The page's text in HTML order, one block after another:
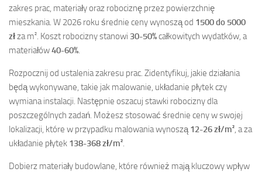
zakres prac, materiały oraz robociznę przez powierzchnię
mieszkania. W 2026 roku średnie ceny wynoszą od 1500 do 5000
złza m². Koszt robocizny stanowi 30-50%całkowitych wydatków, a
materiałów40-60%
Rozpocznij od ustalenia zakresu prac. Zidentyfikuj, jakie działania
będą wykonywane, takie jak malowanie, układanie płytek czy
wymiana instalacji. Następnie oszacuj stawki robocizny dla
poszczególnych zadań. Możesz stosować średnie ceny w swojej
lokalizacji, które w przypadku malowania wynoszą 12-26 zł/m² , a za
układanie płytek 138-368 zł/m²
Dobierz materiały budowlane, które również mają kluczowy wpływ